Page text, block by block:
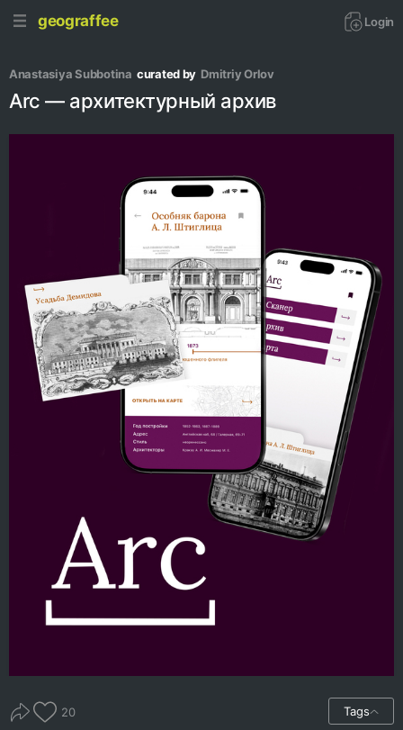
geograffee Login
Anastasiya Subbotina curated by Dmitriy Orlov
Arc — архитектурный архив
20 Tags